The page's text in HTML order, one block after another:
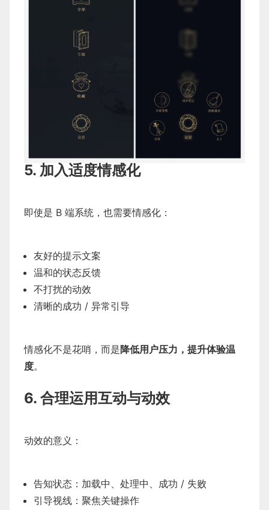
5. 加入适度情感化
即使是 B 端系统，也需要情感化：
友好的提示文案
温和的状态反馈
不打扰的动效
清晰的成功 / 异常引导
情感化不是花哨，而是降低用户压力，提升体验温
度。
6. 合理运用互动与动效
动效的意义：
告知状态：加载中、处理中、成功 / 失败
引导视线：聚焦关键操作